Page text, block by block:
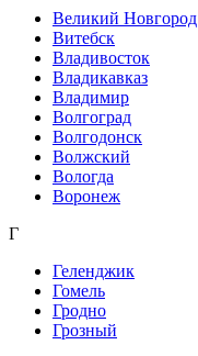
Великий Новгород
Витебск
Владивосток
Владикавказ
Владимир
Волгоград
Волгодонск
Волжский
Вологда
Воронеж
Г
Геленджик
Гомель
Гродно
Грозный